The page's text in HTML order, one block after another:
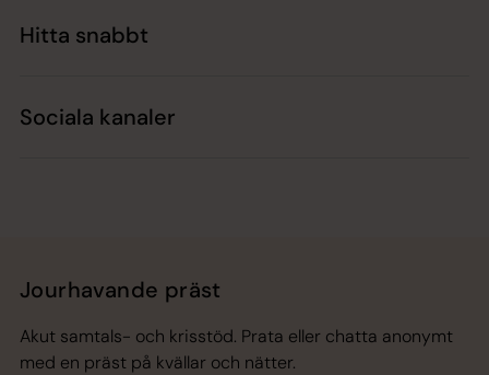
Hitta snabbt
Sociala kanaler
Jourhavande präst
Akut samtals- och krisstöd. Prata eller chatta anonymt
med en präst på kvällar och nätter.